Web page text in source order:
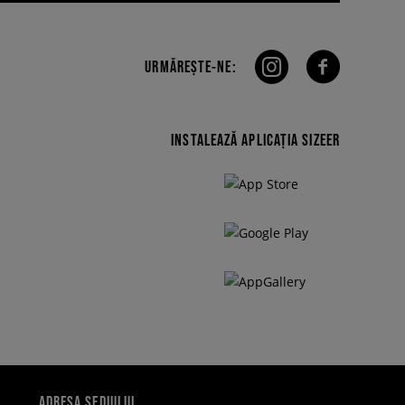
URMĂREȘTE-NE:
INSTALEAZĂ APLICAȚIA SIZEER